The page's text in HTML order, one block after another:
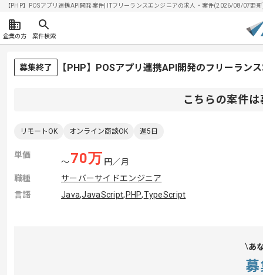
【PHP】POSアプリ連携API開発案件| ITフリーランスエンジニアの求人・案件(2026/08/07更
企業の方 案件検索
募集終了 【PHP】POSアプリ連携API開発のフリーラン
こちらの案件
リモートOK オンライン商談OK 週5日
単価
〜70万 円／月
職種
サーバーサイドエンジニア
言語
Java,JavaScript, PHP,TypeScript
あ